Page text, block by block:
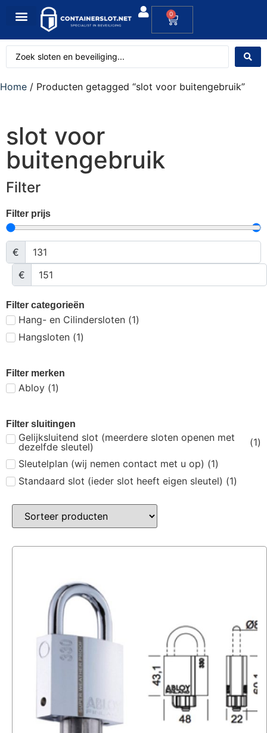
0
Home / Producten getagged “slot voor buitengebruik”
slot voor
buitengebruik
Filter
Filter prijs
€
€
Filter categorieën
Hang- en Cilindersloten (1)
Hangsloten (1)
Filter merken
Abloy (1)
Filter sluitingen
Gelijksluitend slot (meerdere sloten openen met
dezelfde sleutel)
(1)
Sleutelplan (wij nemen contact met u op) (1)
Standaard slot (ieder slot heeft eigen sleutel) (1)